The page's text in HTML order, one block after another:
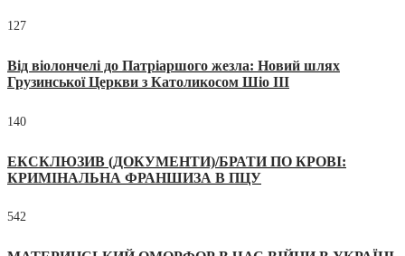
127
Від віолончелі до Патріаршого жезла: Новий шлях
Грузинської Церкви з Католикосом Шіо III
140
ЕКСКЛЮЗИВ (ДОКУМЕНТИ)/БРАТИ ПО КРОВІ:
КРИМІНАЛЬНА ФРАНШИЗА В ПЦУ
542